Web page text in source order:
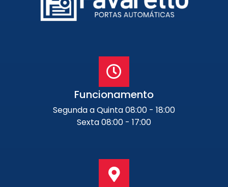
Funcionamento
Segunda a Quinta 08:00 - 18:00
Sexta 08:00 - 17:00